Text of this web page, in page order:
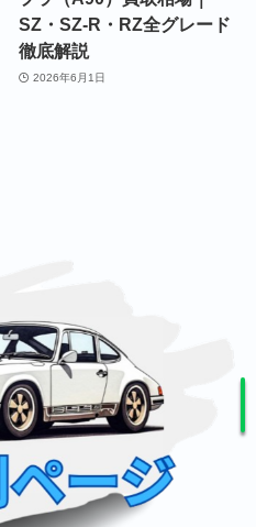
SZ・SZ-R・RZ全グレード
徹底解説
2026年6月1日